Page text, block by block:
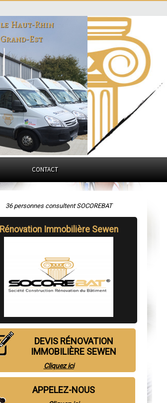
le Haut-Rhin
Grand-Est
CONTACT
36 personnes consultent SOCOREBAT
Rénovation Immobilière Sewen
DEVIS RÉNOVATION
IMMOBILIÈRE SEWEN
Cliquez ici
APPELEZ-NOUS